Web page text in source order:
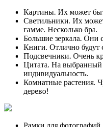
Картины. Их может
Светильники. Их
гамме. Несколько бра.
Большие зеркала. Они
Книги. Отлично будут
Подсвечники. Очень
Цитата. На выбранный
индивидуальность.
Комнатные растения.
дерево!
Рамки для